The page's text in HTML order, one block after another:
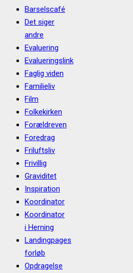
Barselscafé
Det siger
andre
Evaluering
Evalueringslink
Faglig viden
Familieliv
Film
Folkekirken
Forældreven
Foredrag
Friluftsliv
Frivillig
Graviditet
Inspiration
Koordinator
Koordinator
i Herning
Landingpages
forløb
Opdragelse